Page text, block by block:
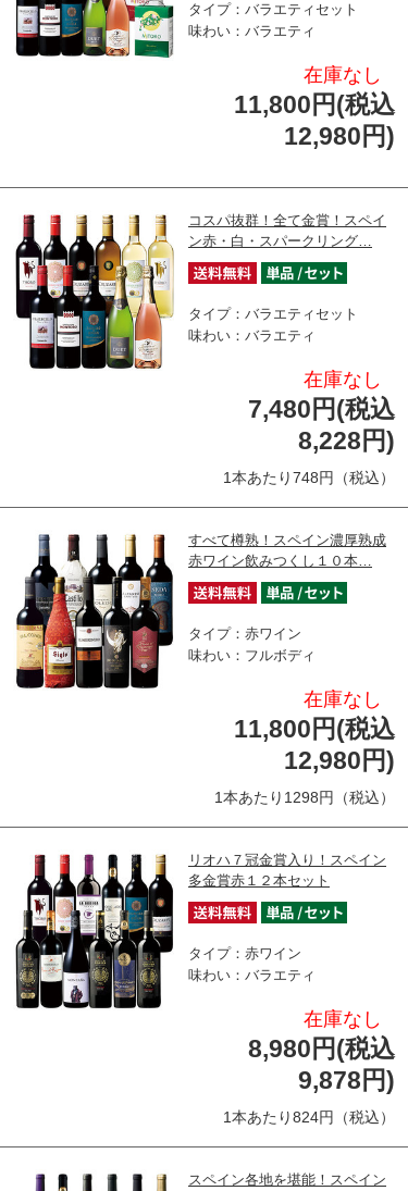
タイプ：バラエティセット
味わい：バラエティ
在庫なし
11,800円(税込
12,980円)
コスパ抜群！全て金賞！スペイ
ン赤・白・スパークリング…
タイプ：バラエティセット
味わい：バラエティ
在庫なし
7,480円(税込
8,228円)
1本あたり748円（税込）
すべて樽熟！スペイン濃厚熟成
赤ワイン飲みつくし１０本…
タイプ：赤ワイン
味わい：フルボディ
在庫なし
11,800円(税込
12,980円)
1本あたり1298円（税込）
リオハ７冠金賞入り！スペイン
多金賞赤１２本セット
タイプ：赤ワイン
味わい：バラエティ
在庫なし
8,980円(税込
9,878円)
1本あたり824円（税込）
スペイン各地を堪能！スペイン